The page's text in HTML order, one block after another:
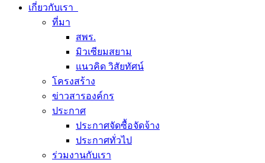
เกี่ยวกับเรา
ที่มา
สพร.
มิวเซียมสยาม
แนวคิด วิสัยทัศน์
โครงสร้าง
ข่าวสารองค์กร
ประกาศ
ประกาศจัดซื้อจัดจ้าง
ประกาศทั่วไป
ร่วมงานกับเรา